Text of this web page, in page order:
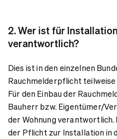
2. Wer ist für
verantwortlich?
Dies ist in den einzelnen
Rauchmelderpflicht
Für den Einbau der
Bauherr bzw. Eigentümer/
der Wohnung
der Pflicht zur Installation in